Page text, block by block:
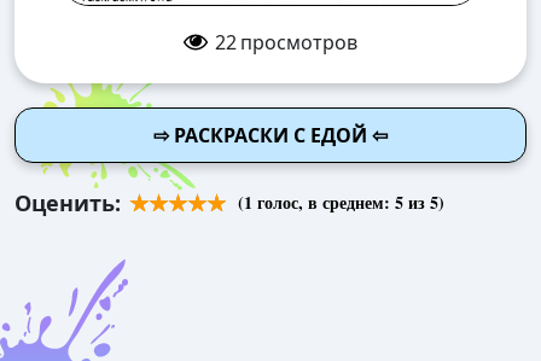
22просмотров
⇨ РАСКРАСКИ С ЕДОЙ ⇦
Оценить: (1 голос, в среднем: 5из 5)